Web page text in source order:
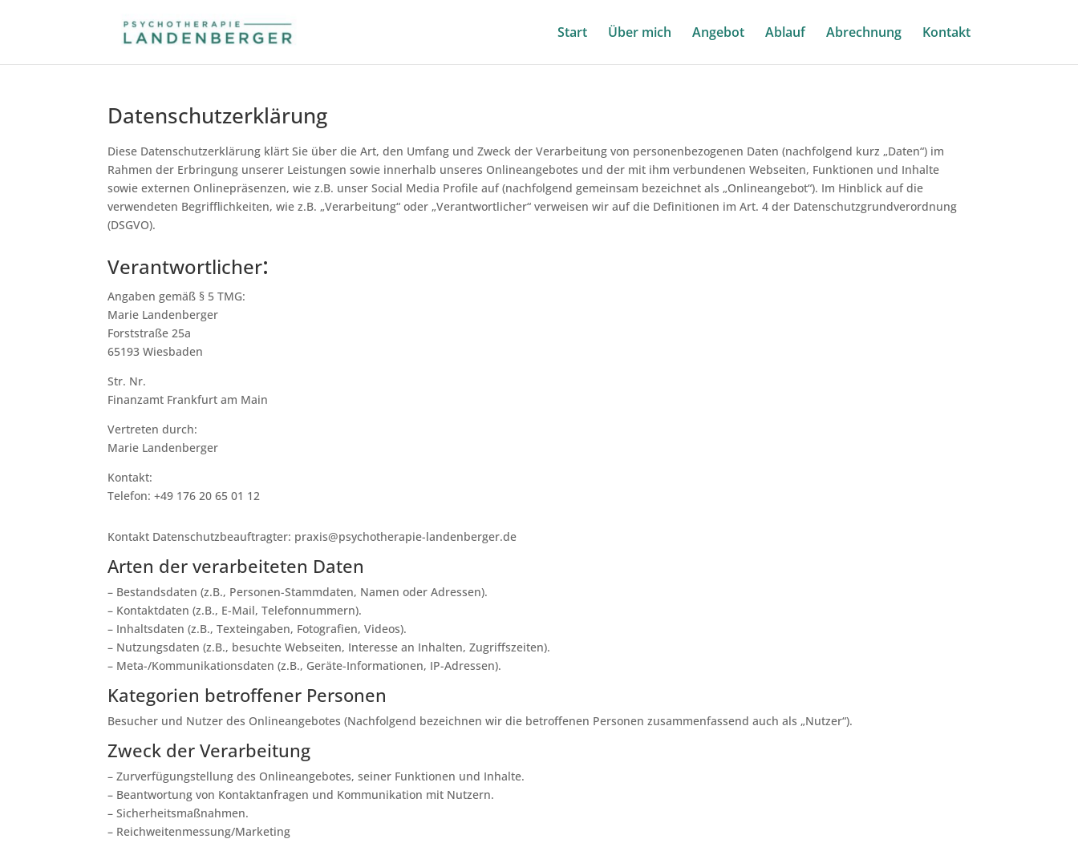
Start Über mich Angebot Ablauf Abrechnung Kontakt
Datenschutzerklärung
Diese Datenschutzerklärung klärt Sie über die Art, den Umfang und Zweck der Verarbeitung von personenbezogenen Daten (nachfolgend kurz „Daten“) im
Rahmen der Erbringung unserer Leistungen sowie innerhalb unseres Onlineangebotes und der mit ihm verbundenen Webseiten, Funktionen und Inhalte
sowie externen Onlinepräsenzen, wie z.B. unser Social Media Profile auf (nachfolgend gemeinsam bezeichnet als „Onlineangebot“). Im Hinblick auf die
verwendeten Begrifflichkeiten, wie z.B. „Verarbeitung“ oder „Verantwortlicher“ verweisen wir auf die Definitionen im Art. 4 der Datenschutzgrundverordnung
(DSGVO).
Verantwortlicher:
Angaben gemäß § 5 TMG:
Marie Landenberger
Forststraße 25a
65193 Wiesbaden
Str. Nr.
Finanzamt Frankfurt am Main
Vertreten durch:
Marie Landenberger
Kontakt:
Telefon: +49 176 20 65 01 12
Kontakt Datenschutzbeauftragter: praxis@psychotherapie-landenberger.de
Arten der verarbeiteten Daten
– Bestandsdaten (z.B., Personen-Stammdaten, Namen oder Adressen).
– Kontaktdaten (z.B., E-Mail, Telefonnummern).
– Inhaltsdaten (z.B., Texteingaben, Fotografien, Videos).
– Nutzungsdaten (z.B., besuchte Webseiten, Interesse an Inhalten, Zugriffszeiten).
– Meta-/Kommunikationsdaten (z.B., Geräte-Informationen, IP-Adressen).
Kategorien betroffener Personen
Besucher und Nutzer des Onlineangebotes (Nachfolgend bezeichnen wir die betroffenen Personen zusammenfassend auch als „Nutzer“).
Zweck der Verarbeitung
– Zurverfügungstellung des Onlineangebotes, seiner Funktionen und Inhalte.
– Beantwortung von Kontaktanfragen und Kommunikation mit Nutzern.
– Sicherheitsmaßnahmen.
– Reichweitenmessung/Marketing